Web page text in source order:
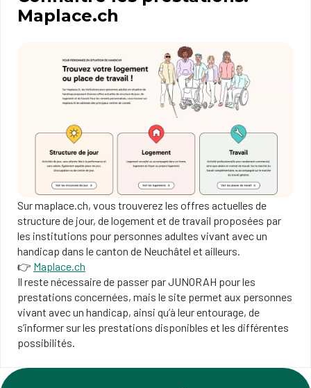
Maplace.ch
Sur maplace.ch, vous trouverez les offres actuelles de
structure de jour, de logement et de travail proposées par
les institutions pour personnes adultes vivant avec un
handicap dans le canton de Neuchâtel et ailleurs.
👉 Maplace.ch
Il reste nécessaire de passer par JUNORAH pour les
prestations concernées, mais le site permet aux personnes
vivant avec un handicap, ainsi qu’à leur entourage, de
s’informer sur les prestations disponibles et les différentes
possibilités.